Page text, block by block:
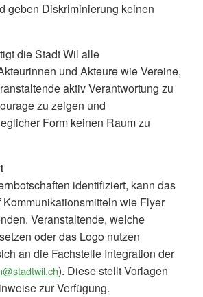
geben Diskriminierung keinen
die Stadt Wil alle
und Akteure wie Vereine,
aktiv Verantwortung zu
zu zeigen und
Form keinen Raum zu
identifiziert, kann das
wie Flyer
Veranstaltende, welche
oder das Logo nutzen
an die Fachstelle Integration der
). Diese stellt Vorlagen
zur Verfügung.